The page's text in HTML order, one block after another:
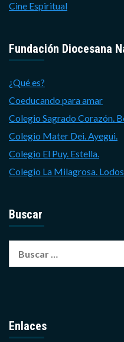
Cine Espiritual
Fundación Diocesana
¿Qué es?
Coeducando para amar
Colegio Sagrado Corazón.
Colegio Mater Dei. Ayegui.
Colegio El Puy. Estella.
Colegio La Milagrosa.
Buscar
Enlaces